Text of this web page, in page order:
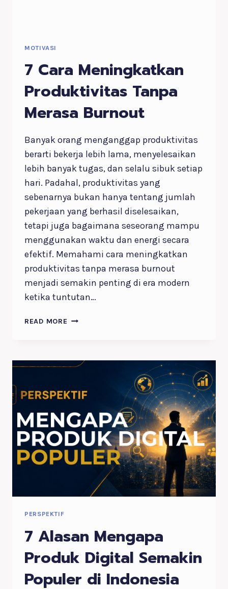
MOTIVASI
7 Cara Meningkatkan
Produktivitas Tanpa
Merasa Burnout
Banyak orang menganggap produktivitas
berarti bekerja lebih lama, menyelesaikan
lebih banyak tugas, dan selalu sibuk setiap
hari. Padahal, produktivitas yang
sebenarnya bukan hanya tentang jumlah
pekerjaan yang berhasil diselesaikan,
tetapi juga bagaimana seseorang mampu
menggunakan waktu dan energi secara
efektif. Memahami cara meningkatkan
produktivitas tanpa merasa burnout
menjadi semakin penting di era modern
ketika tuntutan…
READ MORE 7
TANPA
BURNOUT
PERSPEKTIF
7 Alasan Mengapa
Produk Digital Semakin
Populer di Indonesia